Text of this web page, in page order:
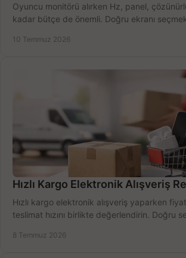
Oyuncu monitörü alırken Hz, panel,
kadar bütçe de önemli. Doğru ekranı
10 Temmuz 2026
Hızlı Kargo Elektronik Alışveriş
Hızlı kargo elektronik alışveriş yaparken
teslimat hızını birlikte değerlendirin. Doğru
8 Temmuz 2026